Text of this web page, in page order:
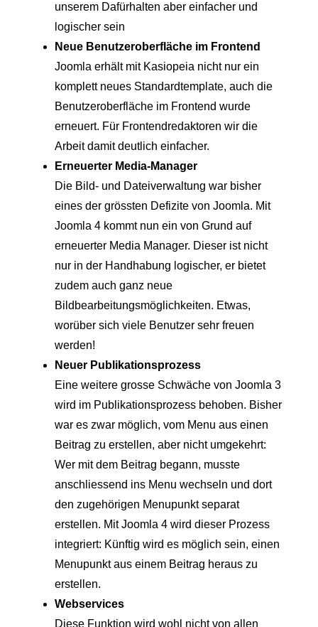
unserem Dafürhalten aber einfacher und
logischer sein
Neue Benutzeroberfläche im Frontend
Joomla erhält mit Kasiopeia nicht nur ein
komplett neues Standardtemplate, auch die
Benutzeroberfläche im Frontend wurde
erneuert. Für Frontendredaktoren wir die
Arbeit damit deutlich einfacher.
Erneuerter Media-Manager
Die Bild- und Dateiverwaltung war bisher
eines der grössten Defizite von Joomla. Mit
Joomla 4 kommt nun ein von Grund auf
erneuerter Media Manager. Dieser ist nicht
nur in der Handhabung logischer, er bietet
zudem auch ganz neue
Bildbearbeitungsmöglichkeiten. Etwas,
worüber sich viele Benutzer sehr freuen
werden!
Neuer Publikationsprozess
Eine weitere grosse Schwäche von Joomla 3
wird im Publikationsprozess behoben. Bisher
war es zwar möglich, vom Menu aus einen
Beitrag zu erstellen, aber nicht umgekehrt:
Wer mit dem Beitrag begann, musste
anschliessend ins Menu wechseln und dort
den zugehörigen Menupunkt separat
erstellen. Mit Joomla 4 wird dieser Prozess
integriert: Künftig wird es möglich sein, einen
Menupunkt aus einem Beitrag heraus zu
erstellen.
Webservices
Diese Funktion wird wohl nicht von allen